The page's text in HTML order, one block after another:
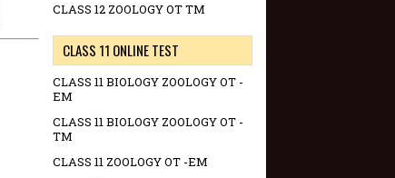
CLASS 12 ZOOLOGY OT TM
CLASS 11 ONLINE TEST
CLASS 11 BIOLOGY ZOOLOGY OT -
EM
CLASS 11 BIOLOGY ZOOLOGY OT -
TM
CLASS 11 ZOOLOGY OT -EM